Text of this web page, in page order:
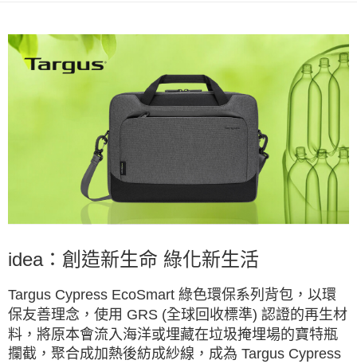
idea：創造新生命 綠化新生活
Targus Cypress EcoSmart 綠色環保系列背包，以環
保友善理念，使用 GRS (全球回收標準) 認證的再生材
料，將原本會流入海洋或埋藏在垃圾掩埋場的寶特瓶
攔截，聚合成加熱後紡成紗線，成為 Targus Cypress